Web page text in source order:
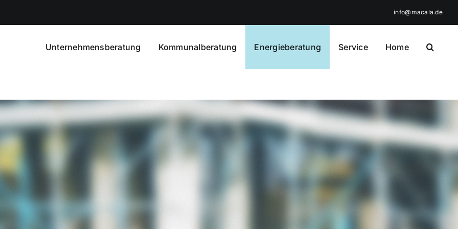
info@macala.de
Unternehmensberatung Kommunalberatung Energieberatung Service Home